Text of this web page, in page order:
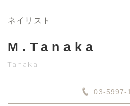
ネイリスト
M.Tanaka
Tanaka
03-5997-